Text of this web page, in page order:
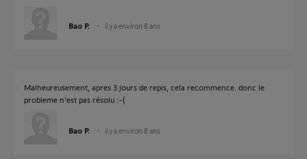
Bao P. il y a environ 8 ans
Malheureusement, apres 3 jours de repis, cela recommence. donc le
probleme n'est pas résolu :-(
Bao P. il y a environ 8 ans